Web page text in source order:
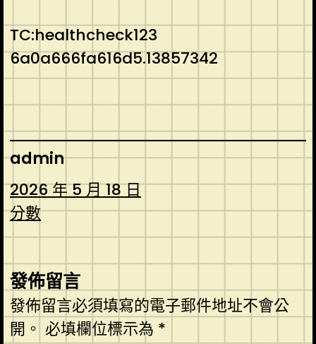
TC:healthcheck123
6a0a666fa616d5.13857342
admin
2026 年 5 月 18 日
分數
發佈留言
發佈留言必須填寫的電子郵件地址不會公
開。 必填欄位標示為 *